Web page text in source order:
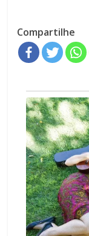
Compartilhe